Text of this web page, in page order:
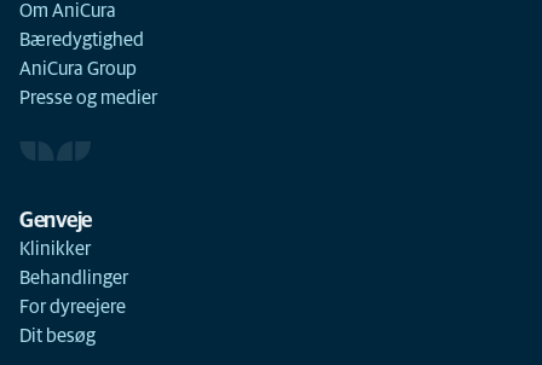
Om AniCura
Bæredygtighed
AniCura Group
Presse og medier
Genveje
Klinikker
Behandlinger
For dyreejere
Dit besøg